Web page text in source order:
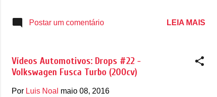
Postar um comentário LEIA MAIS
Vídeos Automotivos: Drops #22 -
Volkswagen Fusca Turbo (200cv)
Por Luis Noal maio 08, 2016